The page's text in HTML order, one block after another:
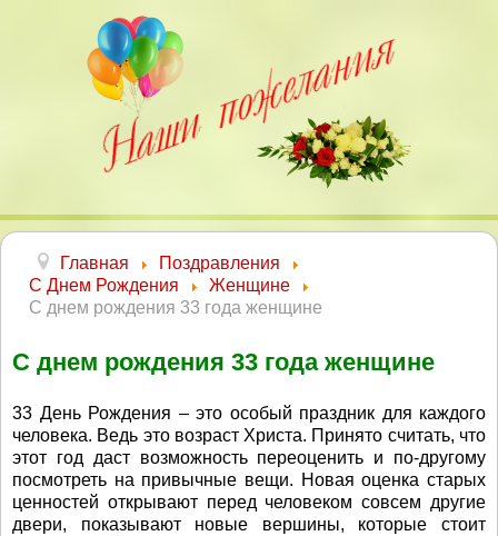
Главная
Поздравления
С Днем Рождения
Женщине
С днем рождения 33 года женщине
С днем рождения 33 года женщине
33 День Рождения – это особый праздник для каждого
человека. Ведь это возраст Христа. Принято считать, что
этот год даст возможность переоценить и по-другому
посмотреть на привычные вещи. Новая оценка старых
ценностей открывают перед человеком совсем другие
двери, показывают новые вершины, которые стоит